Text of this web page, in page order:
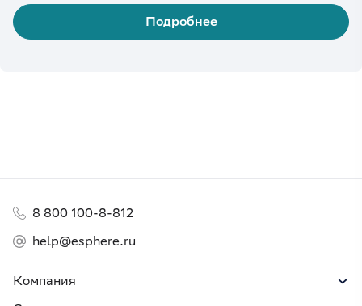
Подробнее
Компания
8 800 100-8-812
help@esphere.ru